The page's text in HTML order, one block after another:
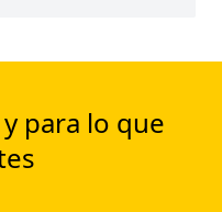
para lo que